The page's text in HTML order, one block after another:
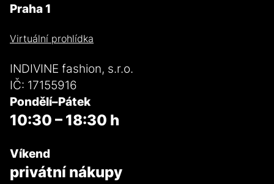
Praha 1
Virtuální prohlídka
INDIVINE fashion, s.r.o.
IČ: 17155916
Pondělí–Pátek
10:30 – 18:30 h
Víkend
privátní nákupy